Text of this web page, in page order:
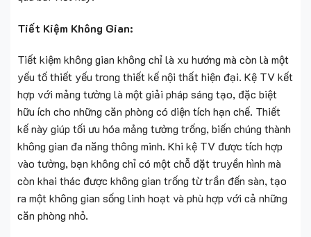
Tiết Kiệm Không Gian:
Tiết kiệm không gian không chỉ là xu hướng mà còn là một
yếu tố thiết yếu trong thiết kế nội thất hiện đại. Kệ TV kết
hợp với mảng tường là một giải pháp sáng tạo, đặc biệt
hữu ích cho những căn phòng có diện tích hạn chế. Thiết
kế này giúp tối ưu hóa mảng tường trống, biến chúng thành
không gian đa năng thông minh. Khi kệ TV được tích hợp
vào tường, bạn không chỉ có một chỗ đặt truyền hình mà
còn khai thác được không gian trống từ trần đến sàn, tạo
ra một không gian sống linh hoạt và phù hợp với cả những
căn phòng nhỏ.